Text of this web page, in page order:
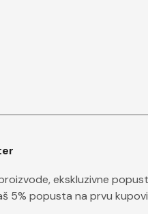
ekskluzivne
5% popusta na prvu